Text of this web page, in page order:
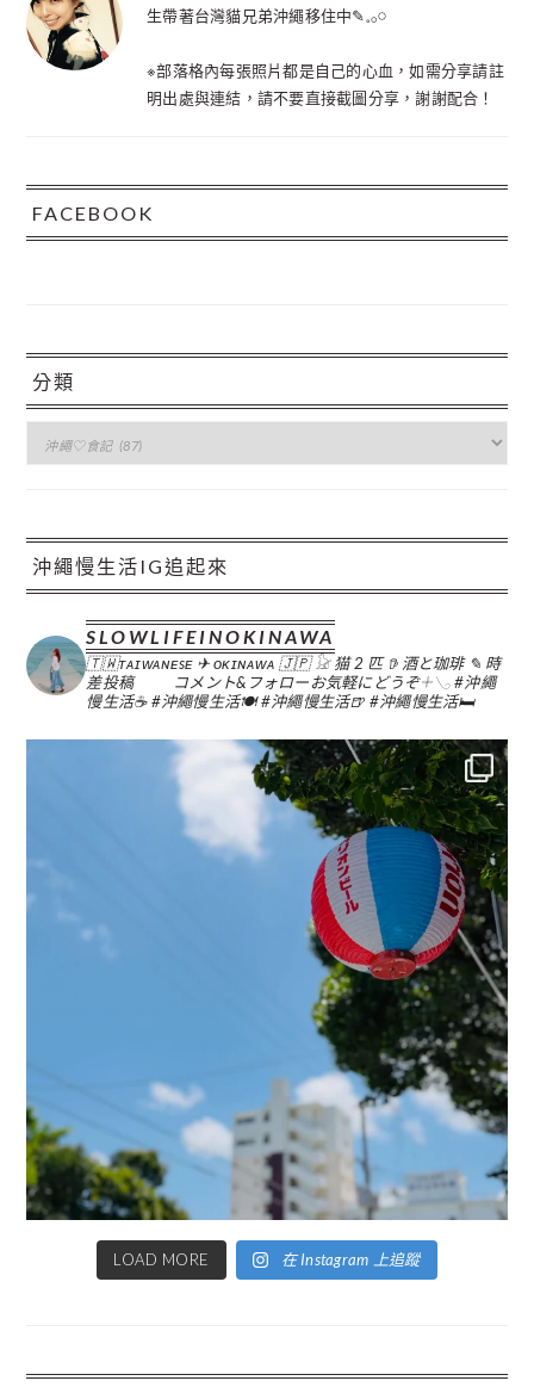
生帶著台灣貓兄弟沖繩移住中✎𓈒𓂂𓏸
※部落格內每張照片都是自己的心血，如需分享請註
明出處與連結，請不要直接截圖分享，謝謝配合！
FACEBOOK
分類
沖繩慢生活IG追起來
SLOWLIFEINOKINAWA
🇹🇼ᴛᴀɪᴡᴀɴᴇsᴇ ✈︎ ᴏᴋɪɴᴀᴡᴀ 🇯🇵𓃠 猫 2 匹 𖠚 酒と珈琲✎ 時
差投稿
コメント&フォローお気軽にどうぞ𓇬𓂅#沖繩
慢生活☕️#沖繩慢生活🍽#沖繩慢生活🍺 #沖繩慢生活🛏
LOAD MORE 在 Instagram 上追蹤